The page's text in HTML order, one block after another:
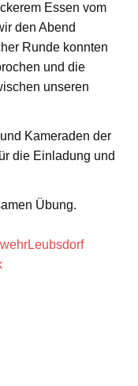
Essen vom
den Abend
Runde konnten
und die
unseren
Kameraden der
die Einladung und
Übung.